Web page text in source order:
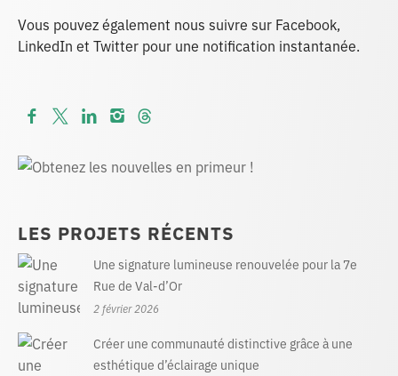
Vous pouvez également nous suivre sur Facebook,
LinkedIn et Twitter pour une notification instantanée.
LES PROJETS RÉCENTS
Une signature lumineuse renouvelée pour la 7e
Rue de Val-d’Or
2 février 2026
Créer une communauté distinctive grâce à une
esthétique d’éclairage unique